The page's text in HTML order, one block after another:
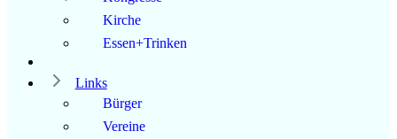
Kirche
Essen+Trinken
Links
Bürger
Vereine